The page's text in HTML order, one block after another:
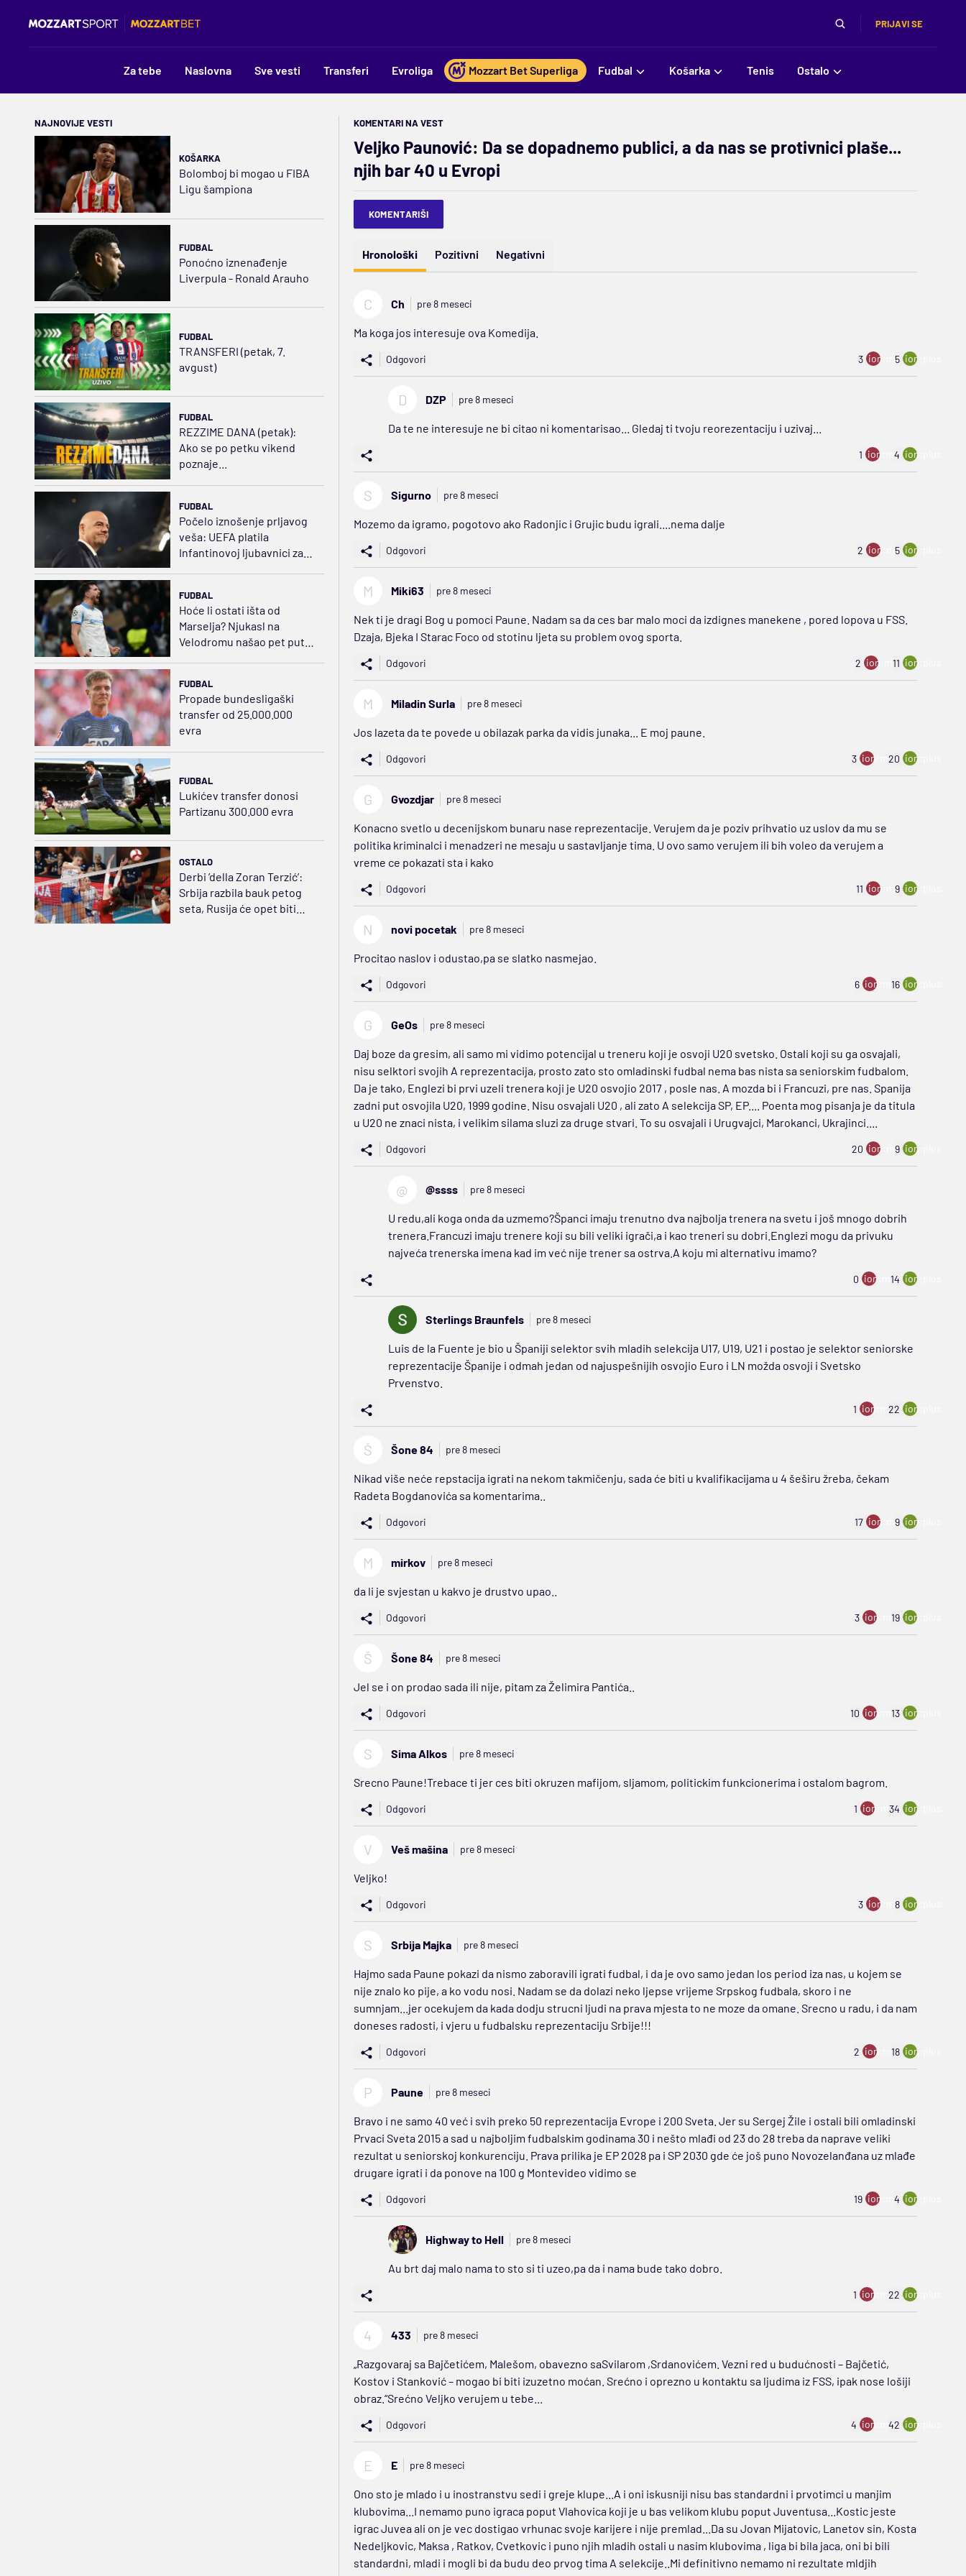
PRIJAVI SE
Za tebe Naslovna Sve vesti Transferi Evroliga Mozzart Bet Superliga Fudbal Košarka Tenis Ostalo
NAJNOVIJE VESTI
KOŠARKA
Bolomboj bi mogao u FIBA
Ligu šampiona
FUDBAL
Ponoćno iznenađenje
Liverpula - Ronald Arauho
FUDBAL
TRANSFERI (petak, 7.
avgust)
FUDBAL
REZZIME DANA (petak):
Ako se po petku vikend
poznaje...
FUDBAL
Počelo iznošenje prljavog
veša: UEFA platila
Infantinovoj ljubavnici za
FUDBAL
Hoće li ostati išta od
Marselja? Njukasl na
Velodromu našao pet puta
FUDBAL
Propade bundesligaški
transfer od 25.000.000
evra
FUDBAL
Lukićev transfer donosi
Partizanu 300.000 evra
OSTALO
Derbi ’della Zoran Terzić’:
Srbija razbila bauk petog
seta, Rusija će opet biti
KOMENTARI NA VEST
Veljko Paunović: Da se dopadnemo publici, a da nas se protivnici plaše...
njih bar 40 u Evropi
KOMENTARIŠI
Hronološki Pozitivni Negativni
C Ch pre 8 meseci
Ma koga jos interesuje ova Komedija.
Odgovori 3 ion:minus
5 ion:plus
D DZP pre 8 meseci
Da te ne interesuje ne bi citao ni komentarisao... Gledaj ti tvoju reorezentaciju i uzivaj...
1 ion:minus
4 ion:plus
S Sigurno pre 8 meseci
Mozemo da igramo, pogotovo ako Radonjic i Grujic budu igrali....nema dalje
Odgovori 2 ion:minus
5 ion:plus
M Miki63 pre 8 meseci
Nek ti je dragi Bog u pomoci Paune. Nadam sa da ces bar malo moci da izdignes manekene , pored lopova u FSS.
Dzaja, Bjeka I Starac Foco od stotinu ljeta su problem ovog sporta.
Odgovori 2 ion:minus
11 ion:plus
M Miladin Surla pre 8 meseci
Jos lazeta da te povede u obilazak parka da vidis junaka... E moj paune.
Odgovori 3 ion:minus
20 ion:plus
G Gvozdjar pre 8 meseci
Konacno svetlo u decenijskom bunaru nase reprezentacije. Verujem da je poziv prihvatio uz uslov da mu se
politika kriminalci i menadzeri ne mesaju u sastavljanje tima. U ovo samo verujem ili bih voleo da verujem a
vreme ce pokazati sta i kako
Odgovori 11 ion:minus
9 ion:plus
N novi pocetak pre 8 meseci
Procitao naslov i odustao,pa se slatko nasmejao.
Odgovori 6 ion:minus
16 ion:plus
G GeOs pre 8 meseci
Daj boze da gresim, ali samo mi vidimo potencijal u treneru koji je osvoji U20 svetsko. Ostali koji su ga osvajali,
nisu selktori svojih A reprezentacija, prosto zato sto omladinski fudbal nema bas nista sa seniorskim fudbalom.
Da je tako, Englezi bi prvi uzeli trenera koji je U20 osvojio 2017 , posle nas. A mozda bi i Francuzi, pre nas. Spanija
zadni put osvojila U20, 1999 godine. Nisu osvajali U20 , ali zato A selekcija SP, EP.... Poenta mog pisanja je da titula
u U20 ne znaci nista, i velikim silama sluzi za druge stvari. To su osvajali i Urugvajci, Marokanci, Ukrajinci....
Odgovori 20 ion:minus
9 ion:plus
@ @ssss pre 8 meseci
U redu,ali koga onda da uzmemo?Španci imaju trenutno dva najbolja trenera na svetu i još mnogo dobrih
trenera.Francuzi imaju trenere koji su bili veliki igrači,a i kao treneri su dobri.Englezi mogu da privuku
najveća trenerska imena kad im već nije trener sa ostrva.A koju mi alternativu imamo?
0 ion:minus
14 ion:plus
Sterlings Braunfels pre 8 meseci
Luis de la Fuente je bio u Španiji selektor svih mladih selekcija U17, U19, U21 i postao je selektor seniorske
reprezentacije Španije i odmah jedan od najuspešnijih osvojio Euro i LN možda osvoji i Svetsko
Prvenstvo.
1 ion:minus
22 ion:plus
Š Šone 84 pre 8 meseci
Nikad više neće repstacija igrati na nekom takmičenju, sada će biti u kvalifikacijama u 4 šeširu žreba, čekam
Radeta Bogdanovića sa komentarima..
Odgovori 17 ion:minus
9 ion:plus
M mirkov pre 8 meseci
da li je svjestan u kakvo je drustvo upao..
Odgovori 3 ion:minus
19 ion:plus
Š Šone 84 pre 8 meseci
Jel se i on prodao sada ili nije, pitam za Želimira Pantića..
Odgovori 10 ion:minus
13 ion:plus
S Sima Alkos pre 8 meseci
Srecno Paune!Trebace ti jer ces biti okruzen mafijom, sljamom, politickim funkcionerima i ostalom bagrom.
Odgovori 1 ion:minus
34 ion:plus
V Veš mašina pre 8 meseci
Veljko!
Odgovori 3 ion:minus
8 ion:plus
S Srbija Majka pre 8 meseci
Hajmo sada Paune pokazi da nismo zaboravili igrati fudbal, i da je ovo samo jedan los period iza nas, u kojem se
nije znalo ko pije, a ko vodu nosi. Nadam se da dolazi neko ljepse vrijeme Srpskog fudbala, skoro i ne
sumnjam...jer ocekujem da kada dodju strucni ljudi na prava mjesta to ne moze da omane. Srecno u radu, i da nam
doneses radosti, i vjeru u fudbalsku reprezentaciju Srbije!!!
Odgovori 2 ion:minus
18 ion:plus
P Paune pre 8 meseci
Bravo i ne samo 40 već i svih preko 50 reprezentacija Evrope i 200 Sveta. Jer su Sergej Žile i ostali bili omladinski
Prvaci Sveta 2015 a sad u najboljim fudbalskim godinama 30 i nešto mlađi od 23 do 28 treba da naprave veliki
rezultat u seniorskoj konkurenciju. Prava prilika je EP 2028 pa i SP 2030 gde će još puno Novozelanđana uz mlađe
drugare igrati i da ponove na 100 g Montevideo vidimo se
Odgovori 19 ion:minus
4 ion:plus
Highway to Hell pre 8 meseci
Au brt daj malo nama to sto si ti uzeo,pa da i nama bude tako dobro.
1 ion:minus
22 ion:plus
4 433 pre 8 meseci
„Razgovaraj sa Bajčetićem, Malešom, obavezno saSvilarom ,Srdanovićem. Vezni red u budućnosti – Bajčetić,
Kostov i Stanković – mogao bi biti izuzetno moćan. Srećno i oprezno u kontaktu sa ljudima iz FSS, ipak nose lošiji
obraz.“Srećno Veljko verujem u tebe...
Odgovori 4 ion:minus
42 ion:plus
E E pre 8 meseci
Ono sto je mlado i u inostranstvu sedi i greje klupe...A i oni iskusniji nisu bas standardni i prvotimci u manjim
klubovima...I nemamo puno igraca poput Vlahovica koji je u bas velikom klubu poput Juventusa...Kostic jeste
igrac Juvea ali on je vec dostigao vrhunac svoje karijere i nije premlad...Da su Jovan Mijatovic, Lanetov sin, Kosta
Nedeljkovic, Maksa , Ratkov, Cvetkovic i puno njih mladih ostali u nasim klubovima , liga bi bila jaca, oni bi bili
standardni, mladi i mogli bi da budu deo prvog tima A selekcije..Mi definitivno nemamo ni rezultate mldjih